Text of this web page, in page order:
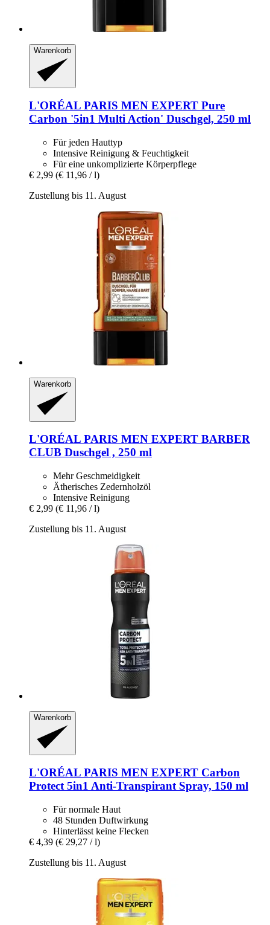
Warenkorb
L'ORÉAL PARIS MEN EXPERT Pure
Carbon '5in1 Multi Action' Duschgel, 250 ml
Für jeden Hauttyp
Intensive Reinigung & Feuchtigkeit
Für eine unkomplizierte Körperpflege
€ 2,99 (€ 11,96 / l)
Zustellung bis 11. August
Warenkorb
L'ORÉAL PARIS MEN EXPERT BARBER
CLUB Duschgel , 250 ml
Mehr Geschmeidigkeit
Ätherisches Zedernholzöl
Intensive Reinigung
€ 2,99 (€ 11,96 / l)
Zustellung bis 11. August
Warenkorb
L'ORÉAL PARIS MEN EXPERT Carbon
Protect 5in1 Anti-​Transpirant Spray, 150 ml
Für normale Haut
48 Stunden Duftwirkung
Hinterlässt keine Flecken
€ 4,39 (€ 29,27 / l)
Zustellung bis 11. August